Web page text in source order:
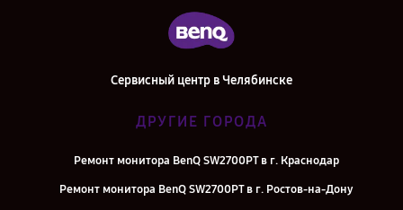
Сервисный центр в Челябинске
ДРУГИЕ ГОРОДА
Ремонт монитора BenQ SW2700PT в г. Краснодар
Ремонт монитора BenQ SW2700PT в г. Ростов-на-Дону